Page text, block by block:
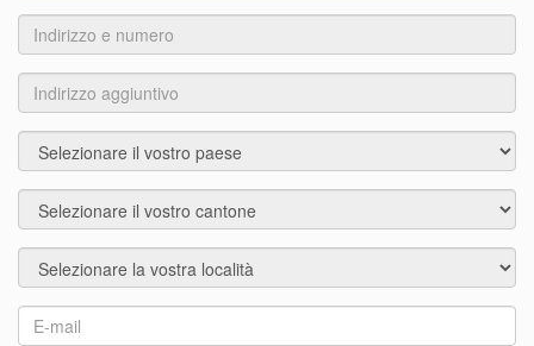
Indirizzo
e
numero
Indirizzo
aggiuntivo
Paese
Città
Località